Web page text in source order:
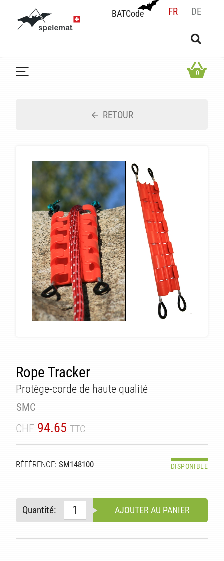
BATCode FR DE
BATCode
OK
0
RETOUR
Rope Tracker
Protège-corde de haute qualité
SMC
CHF 94.65 TTC
RÉFÉRENCE: SM148100 DISPONIBLE
Quantité: AJOUTER AU PANIER